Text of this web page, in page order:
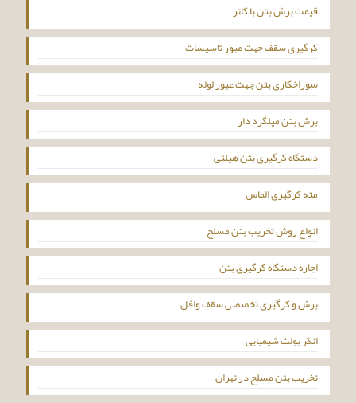
قیمت برش بتن با کاتر
کرگیری سقف جهت عبور تاسیسات
سوراخکاری بتن جهت عبور لوله
برش بتن میلگرد دار
دستگاه کرگیری بتن هیلتی
مته کرگیری الماس
انواع روش تخریب بتن مسلح
اجاره دستگاه کرگیری بتن
برش و کرگیری تخصصی سقف وافل
انکر بولت شیمیایی
تخریب بتن مسلح در تهران